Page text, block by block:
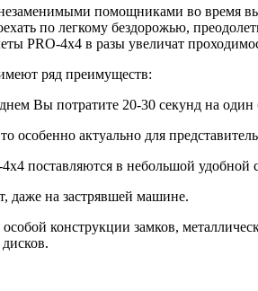
помощниками во время
по легкому бездорожью,
PRO-4х4 в разы увеличат
ряд преимуществ:
Вы потратите 20-30 секунд на один
особенно актуально для
поставляются в небольшой
даже на застрявшей машине.
конструкции замков,